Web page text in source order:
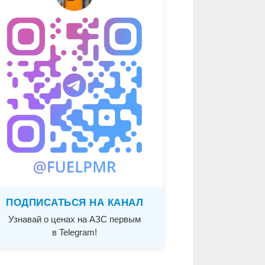
ПОДПИСАТЬСЯ НА КАНАЛ
Узнавай о ценах на АЗС первым
в Telegram!